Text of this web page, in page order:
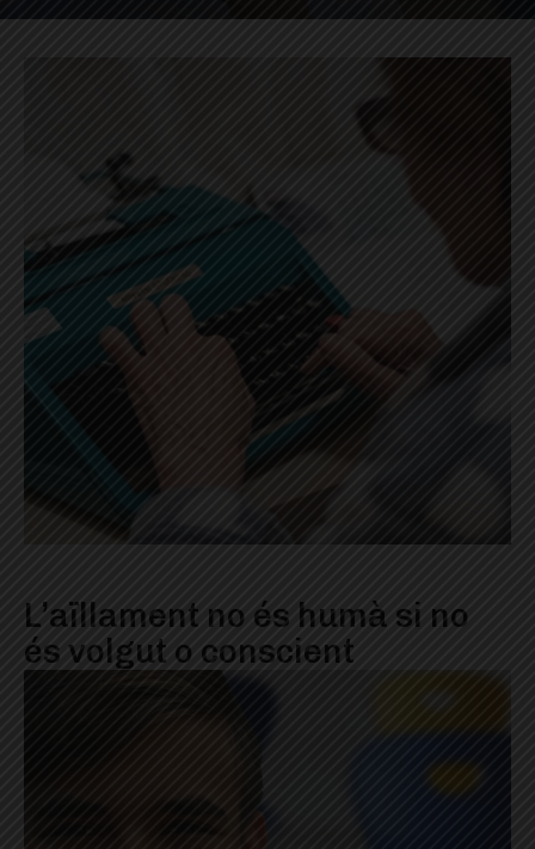
L’aïllament no és humà si no
és volgut o conscient